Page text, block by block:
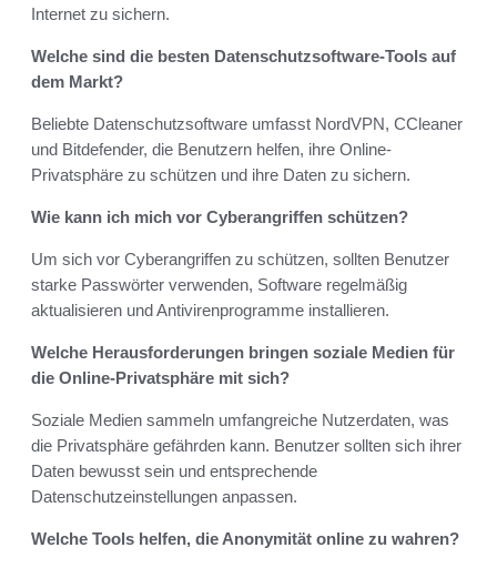
Internet zu sichern.
Welche sind die besten Datenschutzsoftware-Tools auf
dem Markt?
Beliebte Datenschutzsoftware umfasst NordVPN, CCleaner
und Bitdefender, die Benutzern helfen, ihre Online-
Privatsphäre zu schützen und ihre Daten zu sichern.
Wie kann ich mich vor Cyberangriffen schützen?
Um sich vor Cyberangriffen zu schützen, sollten Benutzer
starke Passwörter verwenden, Software regelmäßig
aktualisieren und Antivirenprogramme installieren.
Welche Herausforderungen bringen soziale Medien für
die Online-Privatsphäre mit sich?
Soziale Medien sammeln umfangreiche Nutzerdaten, was
die Privatsphäre gefährden kann. Benutzer sollten sich ihrer
Daten bewusst sein und entsprechende
Datenschutzeinstellungen anpassen.
Welche Tools helfen, die Anonymität online zu wahren?